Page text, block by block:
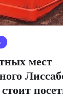
мест